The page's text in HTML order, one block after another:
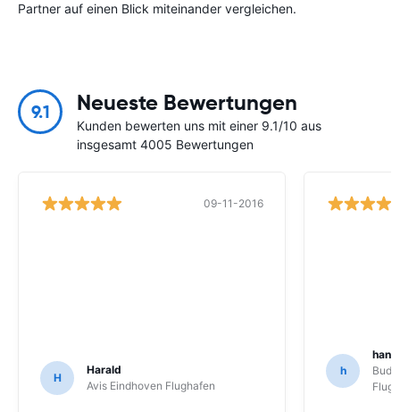
Partner auf einen Blick miteinander vergleichen.
9.1 Neueste Bewertungen
Kunden bewerten uns mit einer 9.1/10 aus
insgesamt 4005 Bewertungen
09-11-2016
H
Harald
Avis Eindhoven Flughafen
h
hans